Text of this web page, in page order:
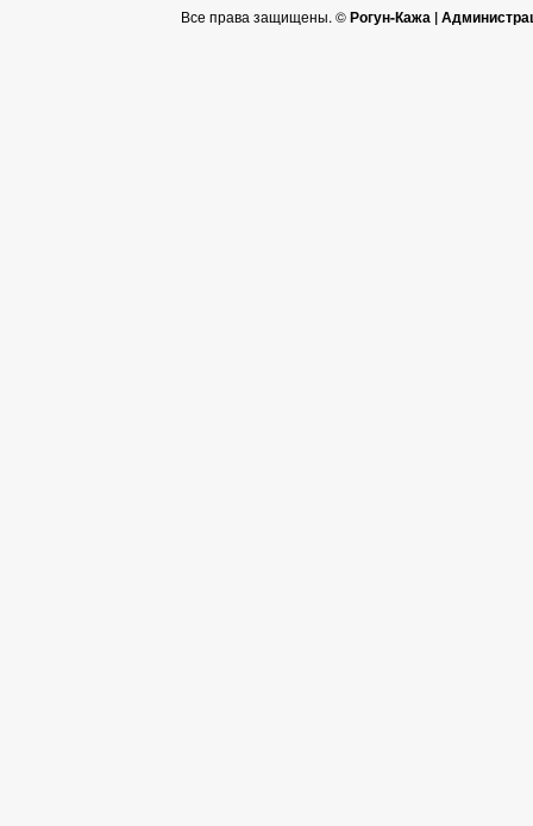
Все права защищены. ©Рогун-Кажа |